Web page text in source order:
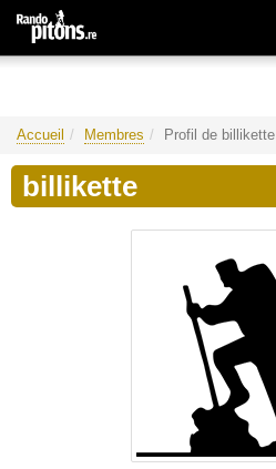
Accueil Membres Profil de billikette
billikette